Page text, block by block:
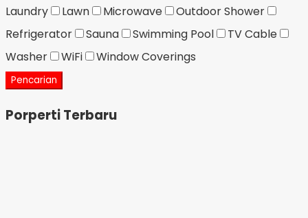
Laundry Lawn Microwave
Outdoor Shower
Refrigerator
Sauna Swimming Pool
TV Cable
Washer
WiFi Window Coverings
Pencarian
Porperti Terbaru